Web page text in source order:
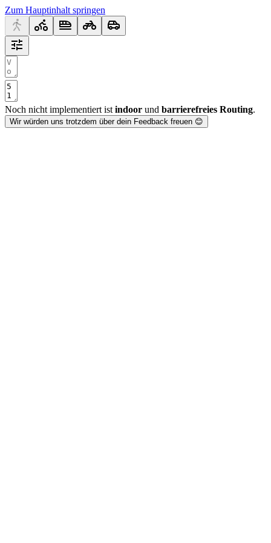
Zum Hauptinhalt springen
Noch nicht implementiert ist indoor und barrierefreies Routing.
Wir würden uns trotzdem über dein Feedback freuen 😊